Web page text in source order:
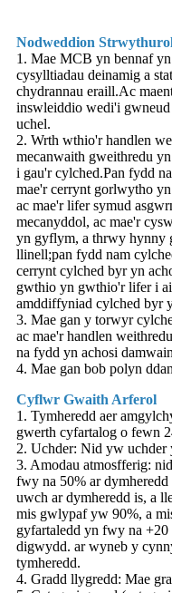
Nodweddion
1. Mae MCB yn bennaf
cysylltiadau deinamig a
chydrannau eraill.Ac
inswleiddio wedi'i
uchel.
2. Wrth wthio'r handlen
mecanwaith gweithredu
i gau'r cylched.Pan fydd
mae'r cerrynt gorlwytho
ac mae'r lifer symud
mecanyddol, ac mae'r
yn gyflym, a thrwy hynny
llinell;pan fydd nam
cerrynt cylched byr yn
gwthio yn gwthio'r lifer i
amddiffyniad cylched byr
3. Mae gan y torwyr
ac mae'r handlen
na fydd yn achosi
4. Mae gan bob polyn
Cyflwr Gwaith Arferol
1. Tymheredd aer
gwerth cyfartalog o fewn
2. Uchder: Nid yw uchder
3. Amodau atmosfferig:
fwy na 50% ar
uwch ar dymheredd is, a
mis gwlypaf yw 90%, a
gyfartaledd yn fwy na
digwydd. ar wyneb y
tymheredd.
4. Gradd llygredd: Mae